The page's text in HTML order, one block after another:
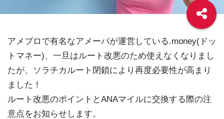
アメブロで有名なアメーバが運営している.money(ドッ
トマネー)、一旦はルート改悪のため使えなくなりまし
たが、ソラチカルート閉鎖により再度必要性が高まり
ました！
ルート改悪のポイントとANAマイルに交換する際の注
意点をお知らせします。